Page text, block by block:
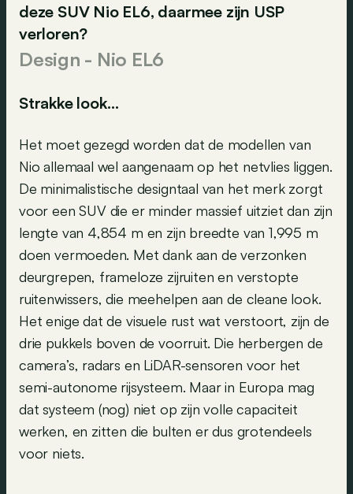
deze SUV Nio EL6, daarmee zijn USP
verloren?
Design - Nio EL6
Strakke look…
Het moet gezegd worden dat de modellen van
Nio allemaal wel aangenaam op het netvlies liggen.
De minimalistische designtaal van het merk zorgt
voor een SUV die er minder massief uitziet dan zijn
lengte van 4,854 m en zijn breedte van 1,995 m
doen vermoeden. Met dank aan de verzonken
deurgrepen, frameloze zijruiten en verstopte
ruitenwissers, die meehelpen aan de cleane look.
Het enige dat de visuele rust wat verstoort, zijn de
drie pukkels boven de voorruit. Die herbergen de
camera’s, radars en LiDAR-sensoren voor het
semi-autonome rijsysteem. Maar in Europa mag
dat systeem (nog) niet op zijn volle capaciteit
werken, en zitten die bulten er dus grotendeels
voor niets.